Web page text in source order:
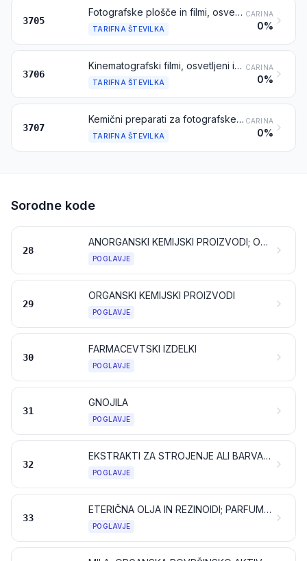
3705
Fotografske plošče in filmi, osvetljeni in razviti, razen kinematografskih filmov
TARIFNA ŠTEVILKA
CARINA
0%
3706
Kinematografski filmi, osvetljeni in razviti, s posnetim zvočnim zapisom ali brez njega ali samo s posnetim zvočnim zapisom
TARIFNA ŠTEVILKA
CARINA
0%
3707
Kemični preparati za fotografske namene (razen lakov, lepil, sredstev za lepljenje in podobnih preparatov); nepomešani proizvodi za fotografsko uporabo, pripravljeni v odmerjene količine ali pripravljeni za prodajo na drobno v gotovi obliki
TARIFNA ŠTEVILKA
CARINA
0%
Sorodne kode
28
ANORGANSKI KEMIJSKI PROIZVODI; ORGANSKE ALI ANORGANSKE SPOJINE PLEMENITIH KOVIN, REDKIH ZEMELJSKIH KOVIN, RADIOAKTIVNIH ELEMENTOV ALI IZOTOPOV
POGLAVJE
29
ORGANSKI KEMIJSKI PROIZVODI
POGLAVJE
30
FARMACEVTSKI IZDELKI
POGLAVJE
31
GNOJILA
POGLAVJE
32
EKSTRAKTI ZA STROJENJE ALI BARVANJE; TANINI IN NJIHOVI DERIVATI; BARVILA, PIGMENTI IN DRUGE BARVILNE SNOVI; BARVE IN LAKI; KITI IN DRUGE TESNILNE MASE; TISKARSKE BARVE IN ČRNILA
POGLAVJE
33
ETERIČNA OLJA IN REZINOIDI; PARFUMERIJSKI, KOZMETIČNI ALI TOALETNI IZDELKI
POGLAVJE